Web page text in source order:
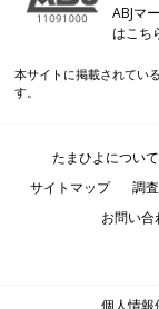
ABJマ
はこ
本サイトに掲載されてい
す。
たまひよについて
サイトマップ
調
お問い合